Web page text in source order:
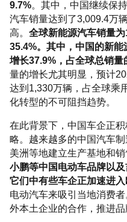
9.7%。其中，中国继续保
汽车销量达到了3,009.4万
高。 全球新能源汽车销量
35.4%。其中，中国的新
增长37.9%，占全球总销量
量的增长尤其明显，预计
达到1,330万辆，占全球乘
化转型的不可阻挡趋势。
在此背景下，中国车企正
略。越来越多的中国汽车
美洲等地建立生产基地和销
小鹏等中国电动车品牌以
它们中有些车企正加速进
电动汽车来吸引当地消费
外本土企业的合作，推进品